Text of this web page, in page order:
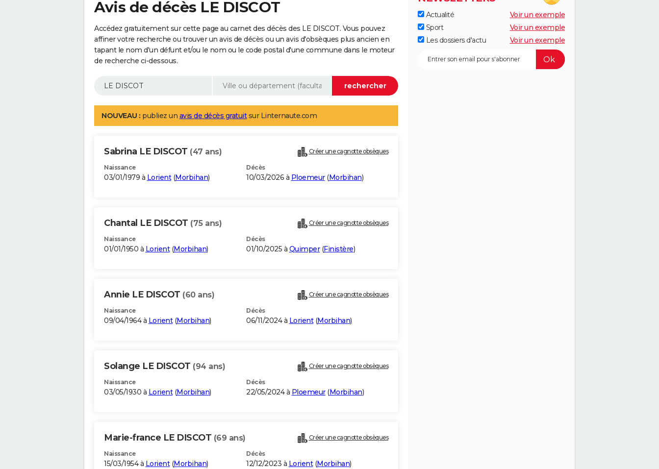
Avis de décès LE DISCOT
Accédez gratuitement sur cette page au carnet des décès des LE DISCOT. Vous pouvez
affiner votre recherche ou trouver un avis de décès ou un avis d'obsèques plus ancien en
tapant le nom d'un défunt et/ou le nom ou le code postal d'une commune dans le moteur
de recherche ci-dessous.
NOUVEAU : publiez un avis de décès gratuitsur Linternaute.com
Sabrina LE DISCOT (47 ans) Créer une cagnotte obsèques
Naissance
03/01/1979 à Lorient(Morbihan)
Décès
10/03/2026 à Ploemeur(Morbihan)
Chantal LE DISCOT (75 ans) Créer une cagnotte obsèques
Naissance
01/01/1950 à Lorient(Morbihan)
Décès
01/10/2025 à Quimper(Finistère)
Annie LE DISCOT (60 ans) Créer une cagnotte obsèques
Naissance
09/04/1964 à Lorient(Morbihan)
Décès
06/11/2024 à Lorient(Morbihan)
Solange LE DISCOT (94 ans) Créer une cagnotte obsèques
Naissance
03/05/1930 à Lorient(Morbihan)
Décès
22/05/2024 à Ploemeur(Morbihan)
Marie-france LE DISCOT (69 ans) Créer une cagnotte obsèques
Naissance
15/03/1954 à Lorient(Morbihan)
Décès
12/12/2023 à Lorient(Morbihan)
Actualité
Voir un exemple
Sport
Voir un exemple
Les dossiers d'actu
Voir un exemple